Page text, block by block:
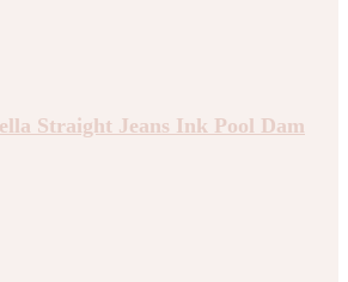
Straight Jeans Ink Pool Dam